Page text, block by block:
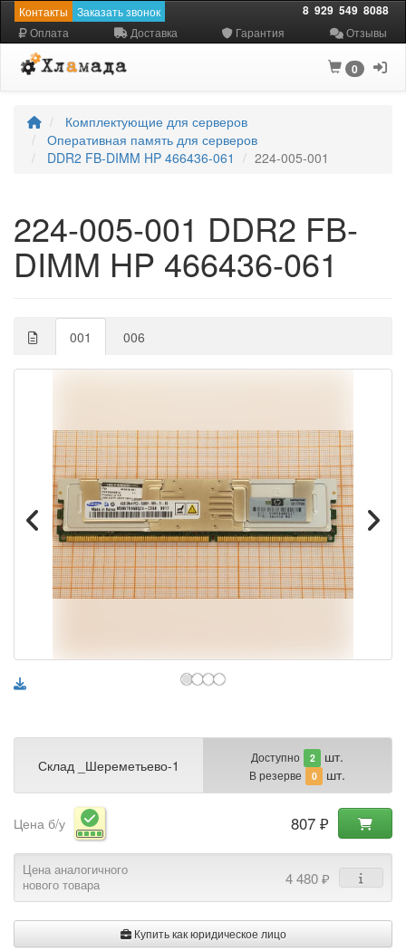
Контакты Заказать звонок 8 929 549 8088
Оплата Доставка Гарантия Отзывы
0
Комплектующие для серверов
Оперативная память для серверов
DDR2 FB-DIMM HP 466436-061
224-005-001
224-005-001 DDR2 FB-
DIMM HP 466436-061
001 006
Склад _Шереметьево-1 Доступно 2 шт.
В резерве 0 шт.
Цена б/у 807 ₽
Цена аналогичного
нового товара
4 480 ₽
Купить как юридическое лицо